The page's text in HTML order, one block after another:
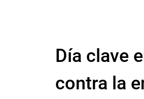
Día clave
contra la